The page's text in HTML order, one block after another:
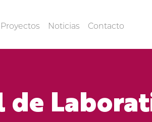
Proyectos Noticias Contacto
de